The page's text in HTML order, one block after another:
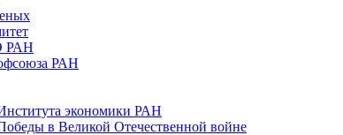
РАН
РАН
экономики РАН
в Великой Отечественной войне